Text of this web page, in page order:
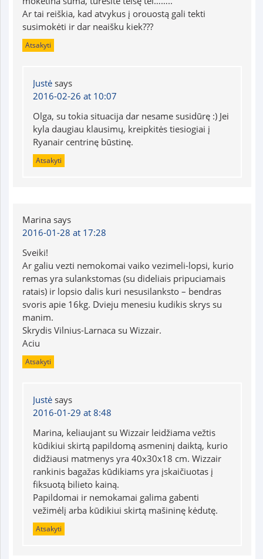
Ar tai reiškia, kad atvykus į orouostą gali tekti
susimokėti ir dar neaišku kiek???
Atsakyti
Justė says
2016-02-26 at 10:07
Olga, su tokia situacija dar nesame susidūrę :) Jei
kyla daugiau klausimų, kreipkitės tiesiogiai į
Ryanair centrinę būstinę.
Atsakyti
Marina says
2016-01-28 at 17:28
Sveiki!
Ar galiu vezti nemokomai vaiko vezimeli-lopsi, kurio
remas yra sulankstomas (su dideliais pripuciamais
ratais) ir lopsio dalis kuri nesusilanksto – bendras
svoris apie 16kg. Dvieju menesiu kudikis skrys su
manim.
Skrydis Vilnius-Larnaca su Wizzair.
Aciu
Atsakyti
Justė says
2016-01-29 at 8:48
Marina, keliaujant su Wizzair leidžiama vežtis
kūdikiui skirtą papildomą asmeninį daiktą, kurio
didžiausi matmenys yra 40x30x18 cm. Wizzair
rankinis bagažas kūdikiams yra įskaičiuotas į
fiksuotą bilieto kainą.
Papildomai ir nemokamai galima gabenti
vežimėlį arba kūdikiui skirtą mašininę kėdutę.
Atsakyti